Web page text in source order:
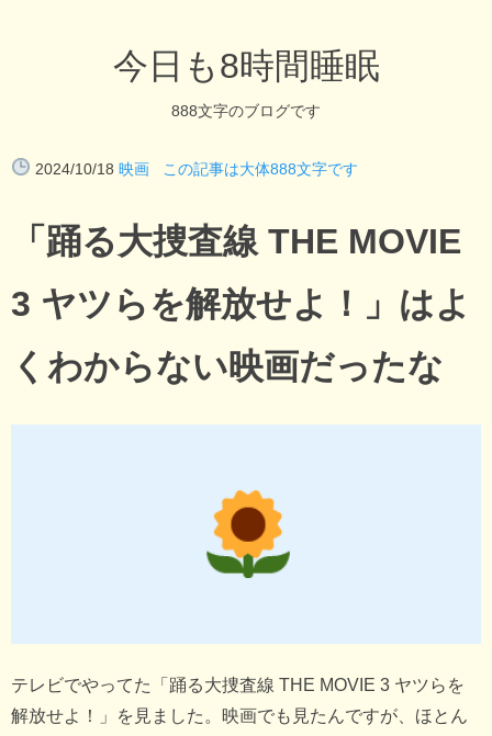
今日も8時間睡眠
888文字のブログです
2024/10/18 映画 この記事は大体888文字です
「踊る大捜査線 THE MOVIE
3 ヤツらを解放せよ！」はよ
くわからない映画だったな
テレビでやってた「踊る大捜査線 THE MOVIE 3 ヤツらを
解放せよ！」を見ました。映画でも見たんですが、ほとん